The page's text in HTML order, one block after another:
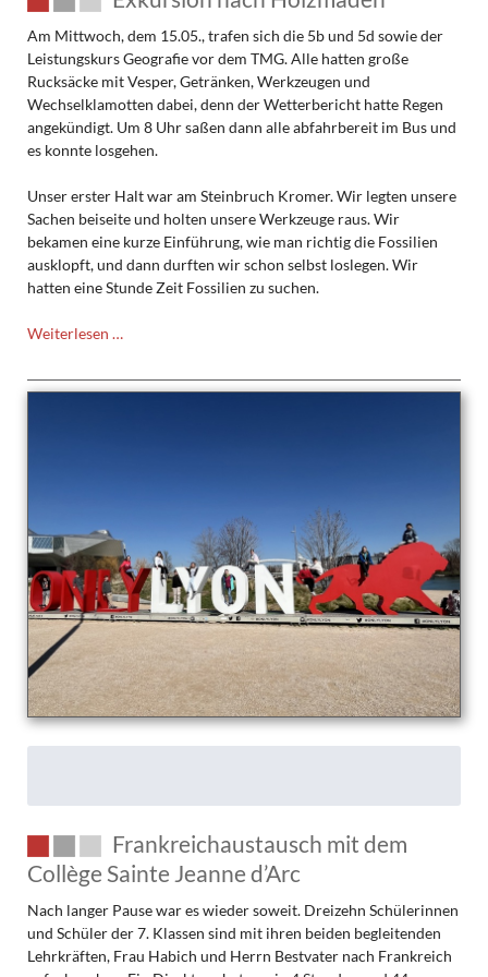
Am Mittwoch, dem 15.05., trafen sich die 5b und 5d sowie der
Leistungskurs Geografie vor dem TMG. Alle hatten große
Rucksäcke mit Vesper, Getränken, Werkzeugen und
Wechselklamotten dabei, denn der Wetterbericht hatte Regen
angekündigt. Um 8 Uhr saßen dann alle abfahrbereit im Bus und
es konnte losgehen.
Unser erster Halt war am Steinbruch Kromer. Wir legten unsere
Sachen beiseite und holten unsere Werkzeuge raus. Wir
bekamen eine kurze Einführung, wie man richtig die Fossilien
ausklopft, und dann durften wir schon selbst loslegen. Wir
hatten eine Stunde Zeit Fossilien zu suchen.
Weiterlesen …
Holzmaden
Frankreichaustausch mit dem
Collège Sainte Jeanne d’Arc
Nach langer Pause war es wieder soweit. Dreizehn Schülerinnen
und Schüler der 7. Klassen sind mit ihren beiden begleitenden
Lehrkräften, Frau Habich und Herrn Bestvater nach Frankreich